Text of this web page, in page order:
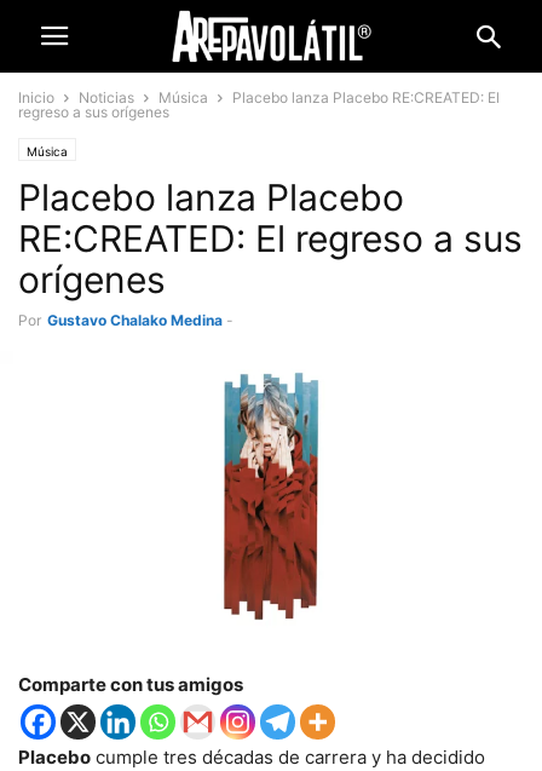
Inicio Noticias Música
Placebo lanza Placebo RE:CREATED: El
regreso a sus orígenes
Música
Placebo lanza Placebo
RE:CREATED: El regreso a sus
orígenes
Por Gustavo Chalako Medina -
Comparte con tus amigos
Placebo cumple tres décadas de carrera y ha decidido